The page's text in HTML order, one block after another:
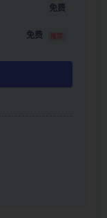
免费
免费 推荐